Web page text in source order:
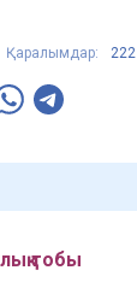
Қаралымдар: 222
тобы